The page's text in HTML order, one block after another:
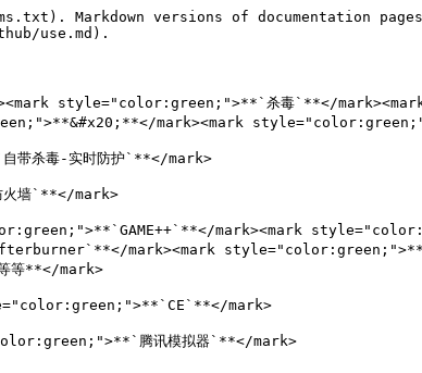
Markdown versions of documentation
use.md).
style="color:green;">**`杀毒`**</
mark><mark
杀毒-实时防护`**</mark>
墙`**</mark>
mark><mark
mark><mark
**</mark>
mark>
腾讯模拟器`**</mark>